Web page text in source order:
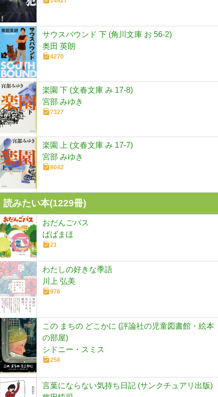
サウスバウンド 下 (角川文庫 お 56-2)
奥田 英朗
4270
楽園 下 (文春文庫 み 17-8)
宮部 みゆき
7327
楽園 上 (文春文庫 み 17-7)
宮部 みゆき
8042
読みたい本(1229冊)
おだんごバス
ばばまほ
21
わたしの好きな季語
川上 弘美
976
この まちの どこかに (評論社の児童図書館・絵本
の部屋)
シドニー・スミス
258
言葉にならない気持ち日記 (サンクチュアリ出版)